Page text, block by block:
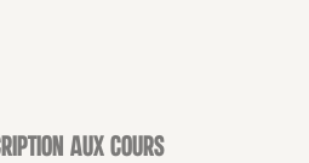
aux cours